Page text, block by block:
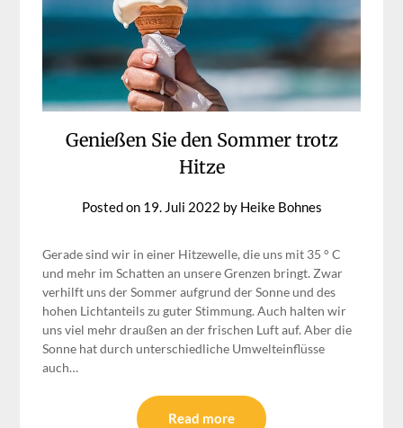
Genießen Sie den Sommer trotz
Hitze
Posted on 19. Juli 2022 by Heike Bohnes
Gerade sind wir in einer Hitzewelle, die uns mit 35 ° C
und mehr im Schatten an unsere Grenzen bringt. Zwar
verhilft uns der Sommer aufgrund der Sonne und des
hohen Lichtanteils zu guter Stimmung. Auch halten wir
uns viel mehr draußen an der frischen Luft auf. Aber die
Sonne hat durch unterschiedliche Umwelteinflüsse
auch…
Read more